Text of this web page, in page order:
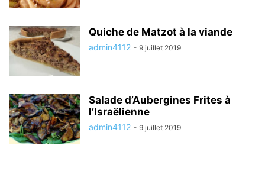
Quiche de Matzot à la viande
admin4112 - 9 juillet 2019
Salade d’Aubergines Frites à
l’Israëlienne
admin4112 - 9 juillet 2019